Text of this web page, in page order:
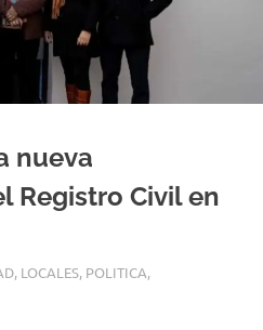
nueva
Registro Civil en
, LOCALES, POLITICA,